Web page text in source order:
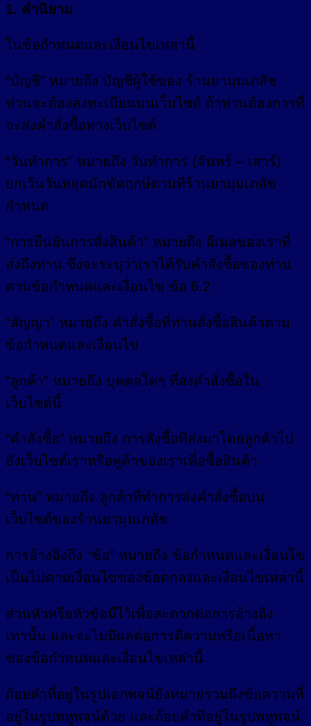
1. คำนิยาม
ในข้อกำหนดและเงื่อนไขเหล่านี้
“บัญชี” หมายถึง บัญชีผู้ใช้ของ ร้านยามุมเภสัช
ท่านจะต้องลงทะเบียนบนเว็บไซต์ ถ้าท่านต้องการที่
จะส่งคำสั่งซื้อทางเว็บไซต์
“วันทำการ” หมายถึง วันทำการ (จันทร์ – เสาร์)
ยกเว้นวันหยุดนักขัตฤกษ์ตามที่ร้านยามุมเภสัช
กำหนด
“การยืนยันการสั่งสินค้า” หมายถึง อีเมลของเราที่
ส่งถึงท่าน ซึ่งจะระบุว่าเราได้รับคำสั่งซื้อของท่าน
ตามข้อกำหนดและเงื่อนไข ข้อ 6.2
“สัญญา” หมายถึง คำสั่งซื้อที่ท่านสั่งซื้อสินค้าตาม
ข้อกำหนดและเงื่อนไข
“ลูกค้า” หมายถึง บุคคลใดๆ ที่ส่งคำสั่งซื้อใน
เว็บไซต์นี้
“คำสั่งซื้อ” หมายถึง การสั่งซื้อที่ส่งมาโดยลูกค้าไป
ยังเว็บไซต์เราหรือคู่ค้าของเราเพื่อซื้อสินค้า
“ท่าน” หมายถึง ลูกค้าที่ทำการส่งคำสั่งซื้อบน
เว็บไซต์ของร้านยามุมเภสัช
การอ้างอิงถึง “ข้อ” หมายถึง ข้อกำหนดและเงื่อนไข
เป็นไปตามเงื่อนไขของข้อตกลงและเงื่อนไขเหล่านี้
ส่วนหัวหรือหัวข้อมีไว้เพื่อสะดวกต่อการอ้างอิง
เท่านั้น และจะไม่มีผลต่อการตีความหรือเนื้อหา
ของข้อกำหนดและเงื่อนไขเหล่านี้
ถ้อยคำที่อยู่ในรูปเอกพจน์ยังหมายรวมถึงข้อความที่
อยู่ในรูปพหูพจน์ด้วย และถ้อยคำที่อยู่ในรูปพหูพจน์